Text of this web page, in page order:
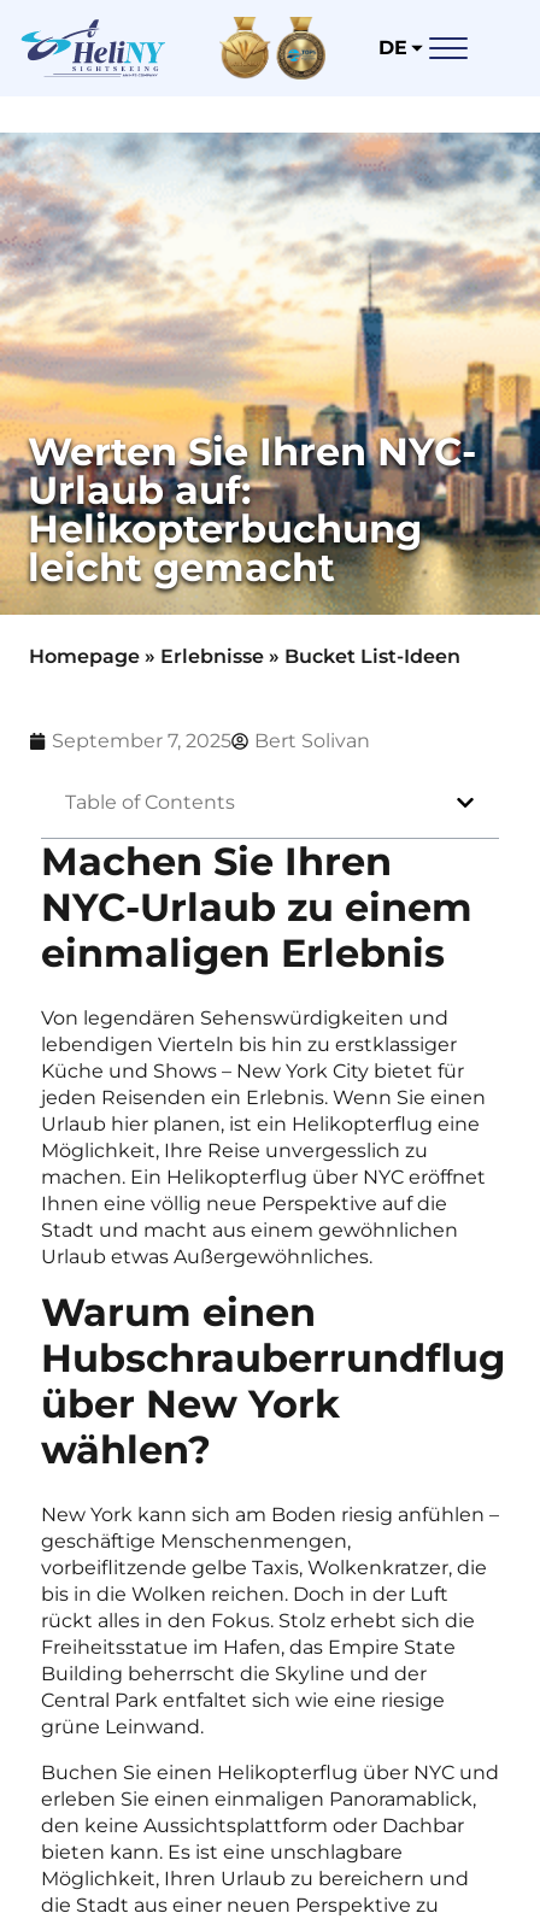
DE
Werten Sie Ihren NYC-
Urlaub auf:
Helikopterbuchung
leicht gemacht
Homepage » Erlebnisse » Bucket List-Ideen
September 7, 2025 Bert Solivan
Table of Contents
Machen Sie Ihren
NYC-Urlaub zu einem
einmaligen Erlebnis
Von legendären Sehenswürdigkeiten und
lebendigen Vierteln bis hin zu erstklassiger
Küche und Shows – New York City bietet für
jeden Reisenden ein Erlebnis. Wenn Sie einen
Urlaub hier planen, ist ein Helikopterflug eine
Möglichkeit, Ihre Reise unvergesslich zu
machen. Ein Helikopterflug über NYC eröffnet
Ihnen eine völlig neue Perspektive auf die
Stadt und macht aus einem gewöhnlichen
Urlaub etwas Außergewöhnliches.
Warum einen
Hubschrauberrundflug
über New York
wählen?
New York kann sich am Boden riesig anfühlen –
geschäftige Menschenmengen,
vorbeiflitzende gelbe Taxis, Wolkenkratzer, die
bis in die Wolken reichen. Doch in der Luft
rückt alles in den Fokus. Stolz erhebt sich die
Freiheitsstatue im Hafen, das Empire State
Building beherrscht die Skyline und der
Central Park entfaltet sich wie eine riesige
grüne Leinwand.
Buchen Sie einen Helikopterflug über NYC und
erleben Sie einen einmaligen Panoramablick,
den keine Aussichtsplattform oder Dachbar
bieten kann. Es ist eine unschlagbare
Möglichkeit, Ihren Urlaub zu bereichern und
die Stadt aus einer neuen Perspektive zu